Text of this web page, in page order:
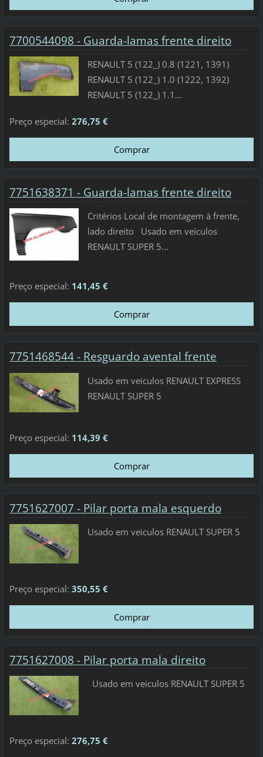
7700544098 - Guarda-lamas frente direito
RENAULT 5 (122_) 0.8 (1221, 1391)
RENAULT 5 (122_) 1.0 (1222, 1392)
RENAULT 5 (122_) 1.1...
Preço especial: 276,75 €
7751638371 - Guarda-lamas frente direito
Critérios Local de montagem à frente,
lado direito Usado em veículos
RENAULT SUPER 5...
Preço especial: 141,45 €
7751468544 - Resguardo avental frente
Usado em veiculos RENAULT EXPRESS
RENAULT SUPER 5
Preço especial: 114,39 €
7751627007 - Pilar porta mala esquerdo
Usado em veiculos RENAULT SUPER 5
Preço especial: 350,55 €
7751627008 - Pilar porta mala direito
Usado em veiculos RENAULT SUPER 5
Preço especial: 276,75 €